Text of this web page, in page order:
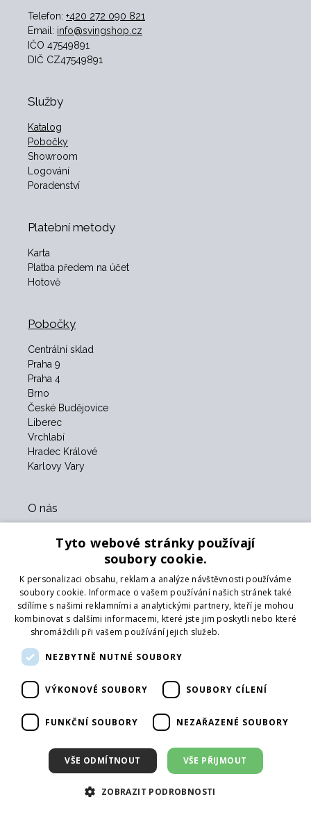
Telefon: +420 272 090 821
Email: info@svingshop.cz
IČO 47549891
DIČ CZ47549891
Služby
Katalog
Pobočky
Showroom
Logování
Poradenství
Platební metody
Karta
Platba předem na účet
Hotově
Pobočky
Centrální sklad
Praha 9
Praha 4
Brno
České Budějovice
Liberec
Vrchlabí
Hradec Králové
Karlovy Vary
O nás
Obchodní podmínky
GDPR
Naši partneři
Formulář pro vrácení zboží
Vrácení zboží
Doprava
Sledujte nás
Web
Přihlásit mailing
Tyto webové stránky používají
soubory cookie.
K personalizaci obsahu, reklam a analýze návštěvnosti používáme
soubory cookie. Informace o vašem používání našich stránek také
sdílíme s našimi reklamními a analytickými partnery, kteří je mohou
kombinovat s dalšími informacemi, které jste jim poskytli nebo které
shromáždili při vašem používání jejich služeb.
NEZBYTNĚ NUTNÉ SOUBORY
VÝKONOVÉ SOUBORY SOUBORY CÍLENÍ
FUNKČNÍ SOUBORY NEZAŘAZENÉ SOUBORY
VŠE PŘIJMOUT
VŠE ODMÍTNOUT
ZOBRAZIT PODROBNOSTI